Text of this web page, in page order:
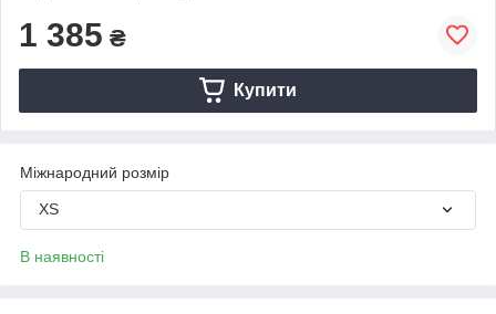
1 385 ₴
Купити
Міжнародний розмір
XS
В наявності